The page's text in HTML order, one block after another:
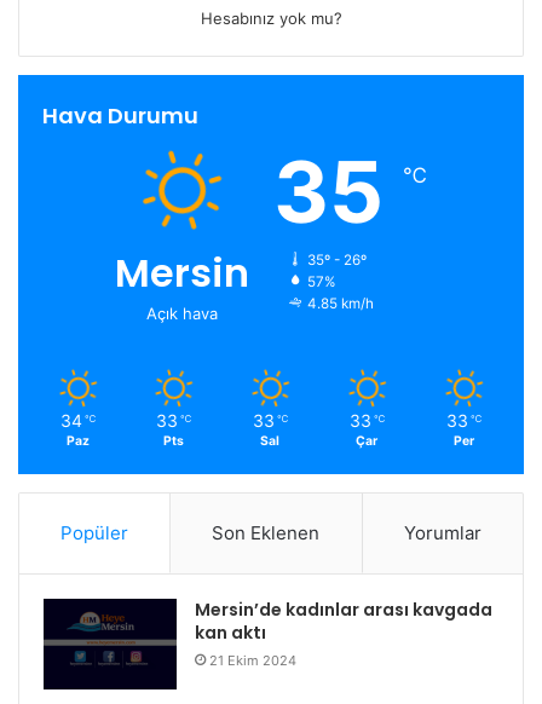
Hesabınız yok mu?
Hava Durumu
Mersin
Açık hava
35 ℃
35º - 26º
57%
4.85 km/h
34 ℃
Paz
33 ℃
Pts
33 ℃
Sal
33 ℃
Çar
33 ℃
Per
Popüler Son Eklenen Yorumlar
Mersin’de kadınlar arası kavgada
kan aktı
21 Ekim 2024